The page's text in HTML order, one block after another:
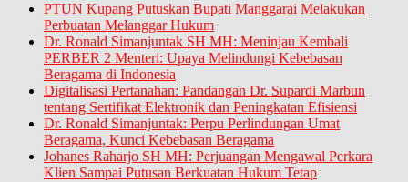
PTUN Kupang Putuskan Bupati Manggarai Melakukan
Perbuatan Melanggar Hukum
Dr. Ronald Simanjuntak SH MH: Meninjau Kembali
PERBER 2 Menteri: Upaya Melindungi Kebebasan
Beragama di Indonesia
Digitalisasi Pertanahan: Pandangan Dr. Supardi Marbun
tentang Sertifikat Elektronik dan Peningkatan Efisiensi
Dr. Ronald Simanjuntak: Perpu Perlindungan Umat
Beragama, Kunci Kebebasan Beragama
Johanes Raharjo SH MH: Perjuangan Mengawal Perkara
Klien Sampai Putusan Berkuatan Hukum Tetap